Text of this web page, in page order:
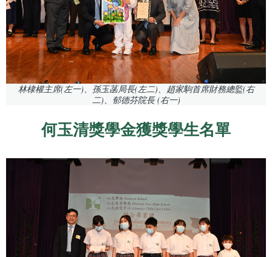
林棣權主席(左一)、孫玉菡局長(左二)、趙家駒首席財務總監(右
二)、郁德芬院長 (右一)
何玉清獎學金獲獎學生名單